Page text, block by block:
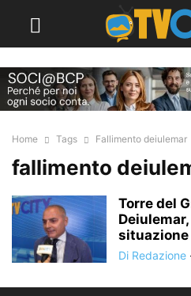
Home Tags Fallimento deiulemar
fallimento
Torre del
situazione
Di Redazione